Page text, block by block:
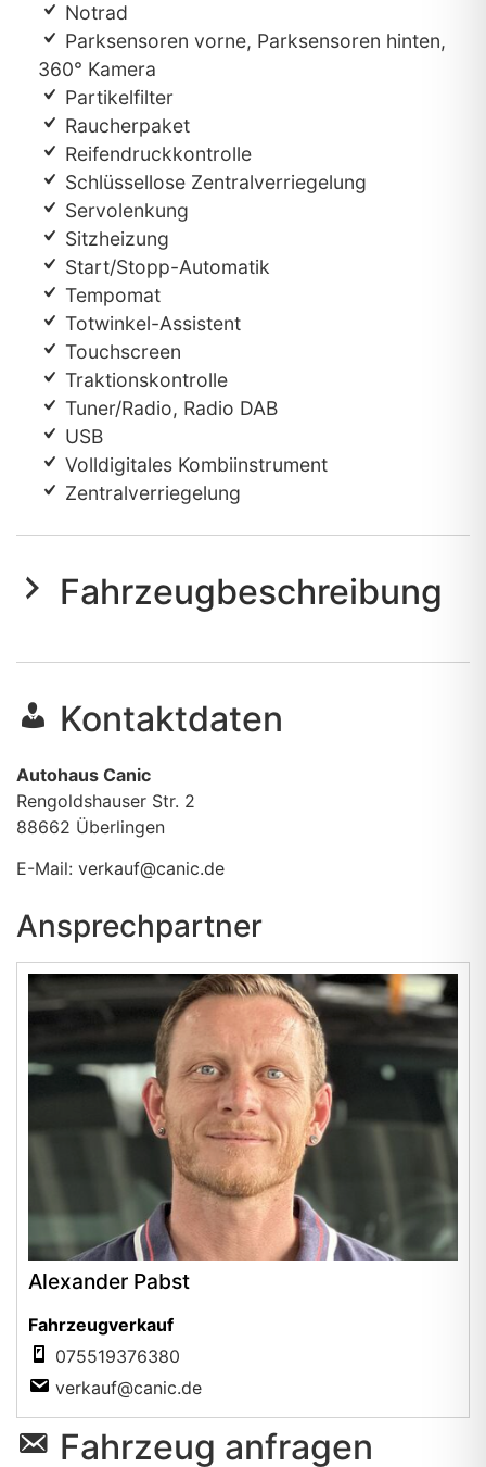
Notrad
Parksensoren vorne, Parksensoren hinten,
360° Kamera
Partikelfilter
Raucherpaket
Reifendruckkontrolle
Schlüssellose Zentralverriegelung
Servolenkung
Sitzheizung
Start/Stopp-Automatik
Tempomat
Totwinkel-Assistent
Touchscreen
Traktionskontrolle
Tuner/Radio, Radio DAB
USB
Volldigitales Kombiinstrument
Zentralverriegelung
Fahrzeugbeschreibung
Kontaktdaten
Autohaus Canic
Rengoldshauser Str. 2
88662 Überlingen
E-Mail: verkauf@canic.de
Ansprechpartner
Alexander Pabst
Fahrzeugverkauf
075519376380
verkauf@canic.de
Fahrzeug anfragen